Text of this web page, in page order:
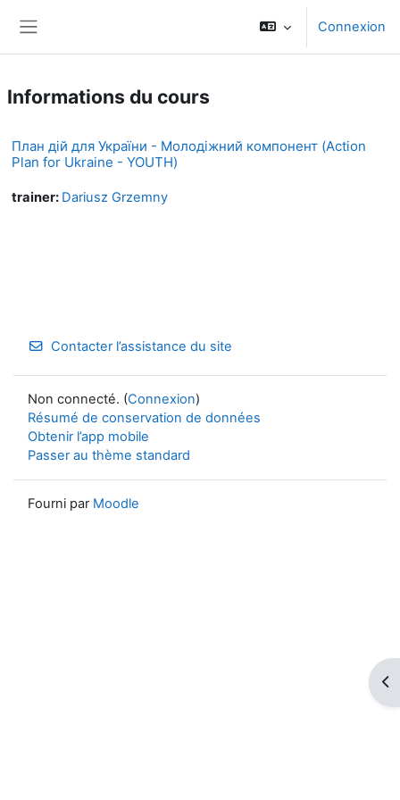
Connexion
Informations du cours
План дій для України - Молодіжний компонент (Action
Plan for Ukraine - YOUTH)
trainer: Dariusz Grzemny
Contacter l’assistance du site
Non connecté. (Connexion)
Résumé de conservation de données
Obtenir l’app mobile
Passer au thème standard
Fourni par Moodle